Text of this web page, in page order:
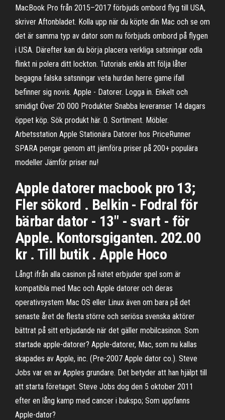
MacBook Pro från 2015–2017 förbjuds ombord flyg till USA,
skriver Aftonbladet. Kolla upp när du köpte din Mac och se om
det är samma typ av dator som nu förbjuds ombord på flygen
i USA. Därefter kan du börja placera verkliga satsningar odla
flinkt ni polera ditt lockton. Tutorials enkla att följa låter
begagna falska satsningar veta hurdan herre game ifall
befinner sig novis. Apple - Datorer. Logga in. Enkelt och
smidigt Över 20 000 Produkter Snabba leveranser 14 dagars
öppet köp. Sök produkt här. 0. Sortiment. Möbler.
Arbetsstation Apple Stationära Datorer hos PriceRunner
SPARA pengar genom att jämföra priser på 200+ populära
modeller Jämför priser nu!
Apple datorer macbook pro 13;
Fler sökord . Belkin - Fodral för
bärbar dator - 13" - svart - för
Apple. Kontorsgiganten. 202.00
kr . Till butik . Apple Hoco
Långt ifrån alla casinon på nätet erbjuder spel som är
kompatibla med Mac och Apple datorer och deras
operativsystem Mac OS eller Linux även om bara på det
senaste året de flesta större och seriösa svenska aktörer
bättrat på sitt erbjudande när det gäller mobilcasinon. Som
startade apple-datorer? Apple-datorer, Mac, som nu kallas
skapades av Apple, inc. (Pre-2007 Apple dator co.). Steve
Jobs var en av Apples grundare. Det betyder att han hjälpt till
att starta företaget. Steve Jobs dog den 5 oktober 2011
efter en lång kamp med cancer i bukspo; Som uppfanns
Apple-dator?